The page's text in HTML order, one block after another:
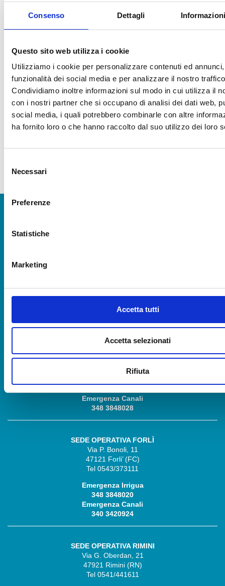
Consenso Dettagli
Questo sito web utilizza i cookie
Utilizziamo i cookie per personalizzare contenuti ed
funzionalità dei social media e per analizzare il nostro
Condividiamo inoltre informazioni sul modo in cui utilizza il
con i nostri partner che si occupano di analisi dei dati web,
social media, i quali potrebbero combinarle con altre
ha fornito loro o che hanno raccolto dal suo utilizzo dei loro
delNecessari
Preferenze
Statistiche
Marketing
Accetta tutti
Accetta selezionati
Rifiuta
FINANZIAMENTI
Via Angelo Mariani, 26
48121 Ravenna (RA)
Emergenza Canali
348 3848028
SEDE OPERATIVA FORLÌ
Via P. Bonoli, 11
47121 Forli’ (FC)
Tel 0543/373111
Emergenza Irrigua
348 3848020
Emergenza Canali
340 3420924
SEDE OPERATIVA RIMINI
Via G. Oberdan, 21
47921 Rimini (RN)
Tel 0541/441611